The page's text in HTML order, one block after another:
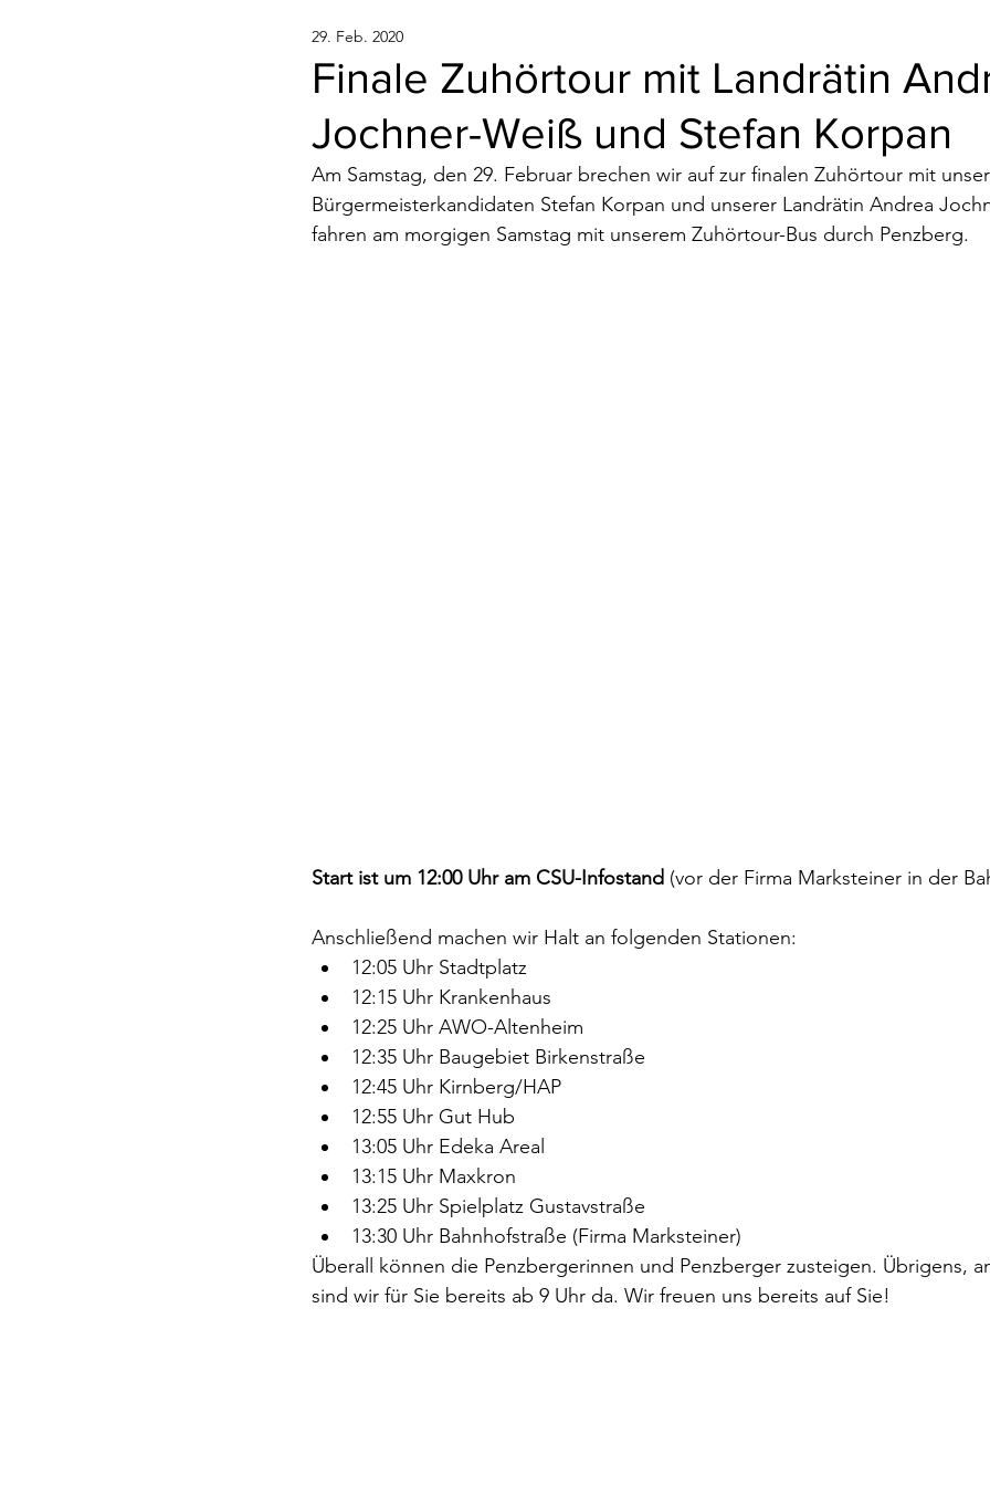
Finale Zuhörtour mit Landrätin
Jochner-Weiß und Stefan Korpan
29. Feb. 2020
Am Samstag, den 29. Februar brechen wir auf zur finalen Zuhörtour mit
Bürgermeisterkandidaten Stefan Korpan und unserer Landrätin Andrea
fahren am morgigen Samstag mit unserem Zuhörtour-Bus durch Penzberg.
Start ist um 12:00 Uhr am CSU-Infostand (vor der Firma Marksteiner in der
Anschließend machen wir Halt an folgenden Stationen:
12:05 Uhr Stadtplatz
12:15 Uhr Krankenhaus
12:25 Uhr AWO-Altenheim
12:35 Uhr Baugebiet Birkenstraße
12:45 Uhr Kirnberg/HAP
12:55 Uhr Gut Hub
13:05 Uhr Edeka Areal
13:15 Uhr Maxkron
13:25 Uhr Spielplatz Gustavstraße
13:30 Uhr Bahnhofstraße (Firma Marksteiner)
Überall können die Penzbergerinnen und Penzberger zusteigen. Übrigens,
sind wir für Sie bereits ab 9 Uhr da. Wir freuen uns bereits auf Sie!